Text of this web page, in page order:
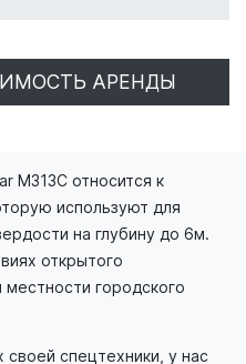
АРЕНДЫ
M313C относится к
используют для
на глубину до 6м.
открытого
городского
спецтехники, у нас